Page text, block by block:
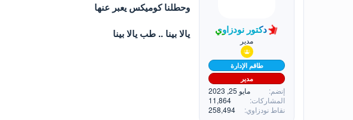
دكتور نودزاوي
مدير
طاقم الإدارة
مدير
إنضم
مايو 25, 2023
المشاركات
11,864
نقاط نودزاوي
258,494
وحطلنا كوميكس يعبر عنها
يالا بينا .. طب يالا بينا